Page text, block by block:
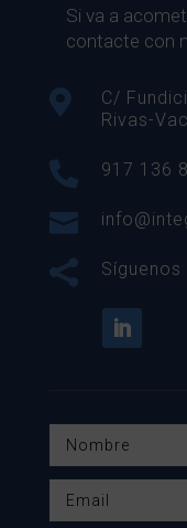
Si va a
contacte con

C/
Rivas-
 917 136

 Síguenos